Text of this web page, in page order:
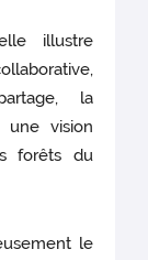
illustre
la
une vision
forêts du
le